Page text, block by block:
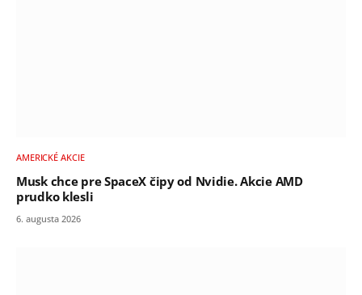
AMERICKÉ AKCIE
Musk chce pre SpaceX čipy od Nvidie. Akcie AMD
prudko klesli
6. augusta 2026